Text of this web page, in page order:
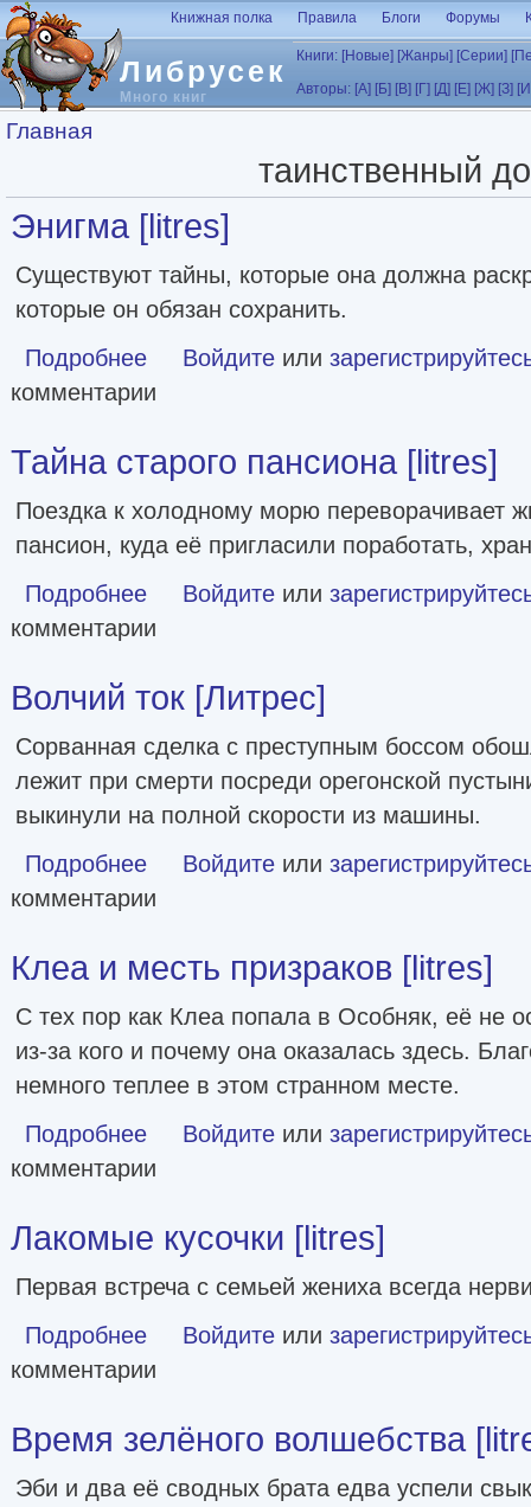
Перейти к основному содержанию
Либрусек
Много книг
Книжная полка Правила Блоги Форумы
Книги: [Новые] [Жанры] [Серии]
Авторы: [А] [Б] [В] [Г] [Д] [Е] [Ж] [З]
Вы здесь
Главная
таинственный
Энигма [litres]
Существуют тайны, которые она должна
которые он обязан сохранить.
Подробнее о Энигма [litres]
Войдите или
комментарии
Тайна старого пансиона [litres]
Поездка к холодному морю переворачивает
пансион, куда её пригласили поработать,
Подробнее о Тайна старого пансиона [litres]
Войдите или
комментарии
Волчий ток [Литрес]
Сорванная сделка с преступным боссом
лежит при смерти посреди орегонской
выкинули на полной скорости из машины.
Подробнее о Волчий ток [Литрес]
Войдите или
комментарии
Клеа и месть призраков [litres]
С тех пор как Клеа попала в Особняк, её не
из-за кого и почему она оказалась здесь.
немного теплее в этом странном месте.
Подробнее о Клеа и месть призраков [litres]
Войдите или
комментарии
Лакомые кусочки [litres]
Первая встреча с семьей жениха всегда
Подробнее о Лакомые кусочки [litres]
Войдите или
комментарии
Время зелёного волшебства
Эби и два её сводных брата едва успели